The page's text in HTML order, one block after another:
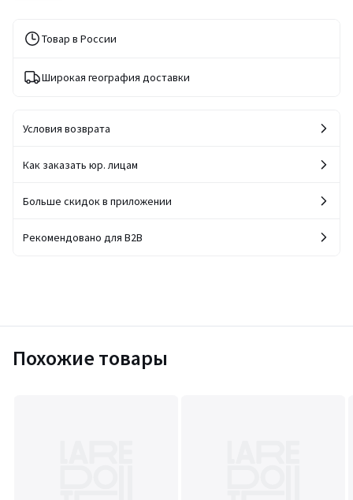
Товар в России
Широкая география доставки
Условия возврата
Как заказать юр. лицам
Больше скидок в приложении
Рекомендовано для B2B
Похожие товары